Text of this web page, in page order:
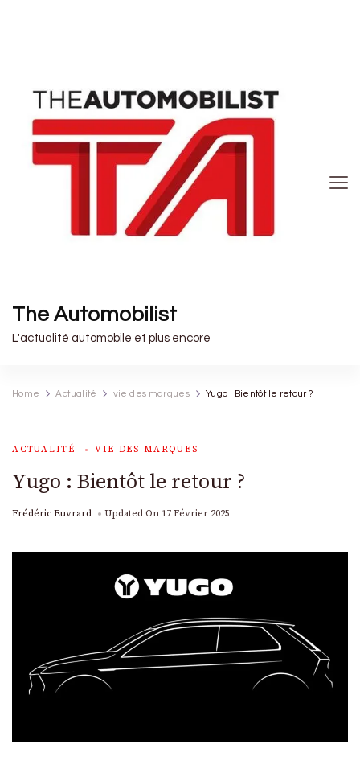
The Automobilist
L'actualité automobile et plus encore
Home Actualité vie des marques Yugo : Bientôt le retour ?
ACTUALITÉ VIE DES MARQUES
Yugo : Bientôt le retour ?
Frédéric Euvrard Updated On 17 Février 2025